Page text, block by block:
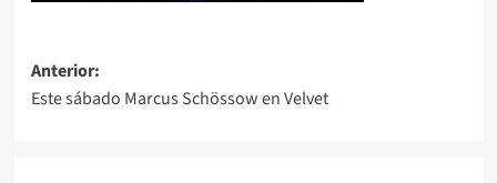
Navegación
de
Anterior:
Este sábado Marcus Schössow en Velvet